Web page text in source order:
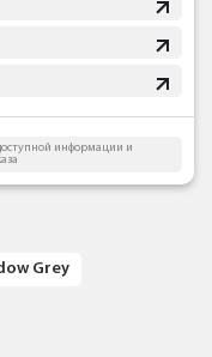
информации и
Grey